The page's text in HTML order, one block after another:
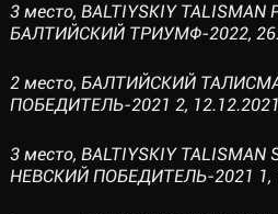
3 место, BALTIYSKIY TALISMAN
БАЛТИЙСКИЙ ТРИУМФ-2022,
2 место, БАЛТИЙСКИЙ
ПОБЕДИТЕЛЬ-2021 2, 12.12.2021
3 место, BALTIYSKIY TALISMAN
НЕВСКИЙ ПОБЕДИТЕЛЬ-2021 1,